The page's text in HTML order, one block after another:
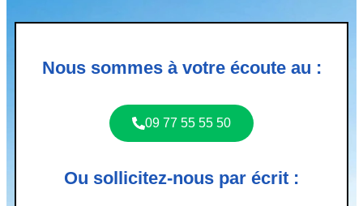
Nous sommes à votre écoute au :
09 77 55 55 50
Ou sollicitez-nous par écrit :